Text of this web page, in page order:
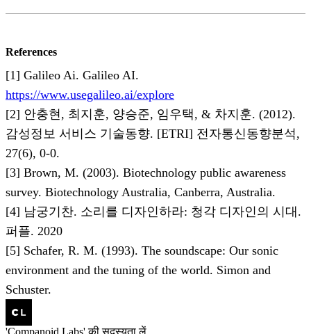
References
[1] Galileo Ai. Galileo AI.
https://www.usegalileo.ai/explore
[2] 안충현, 최지훈, 양승준, 임우택, & 차지훈. (2012).
감성정보 서비스 기술동향. [ETRI] 전자통신동향분석,
27(6), 0-0.
[3] Brown, M. (2003). Biotechnology public awareness
survey. Biotechnology Australia, Canberra, Australia.
[4] 남궁기찬. 소리를 디자인하라: 청각 디자인의 시대.
퍼플. 2020
[5] Schafer, R. M. (1993). The soundscape: Our sonic
environment and the tuning of the world. Simon and
Schuster.
'Companoid Labs' की सदस्यता लें